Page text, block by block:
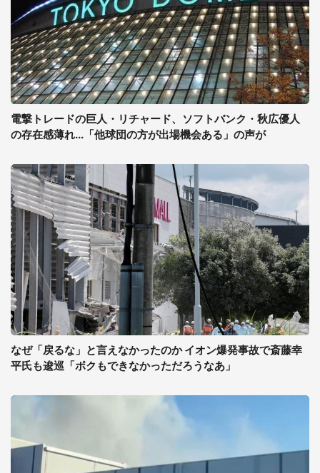
電撃トレードの巨人・リチャード、ソフトバンク・秋広優人
の存在感薄れ...「他球団の方が出場機会ある」の声が
なぜ「戻るな」と言えなかったのか イオン爆発事故で斎藤幸
平氏も逡巡「ボクもできなかっただろうなあ」